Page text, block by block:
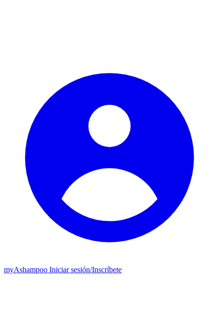
myAshampoo Iniciar sesión/Inscríbete